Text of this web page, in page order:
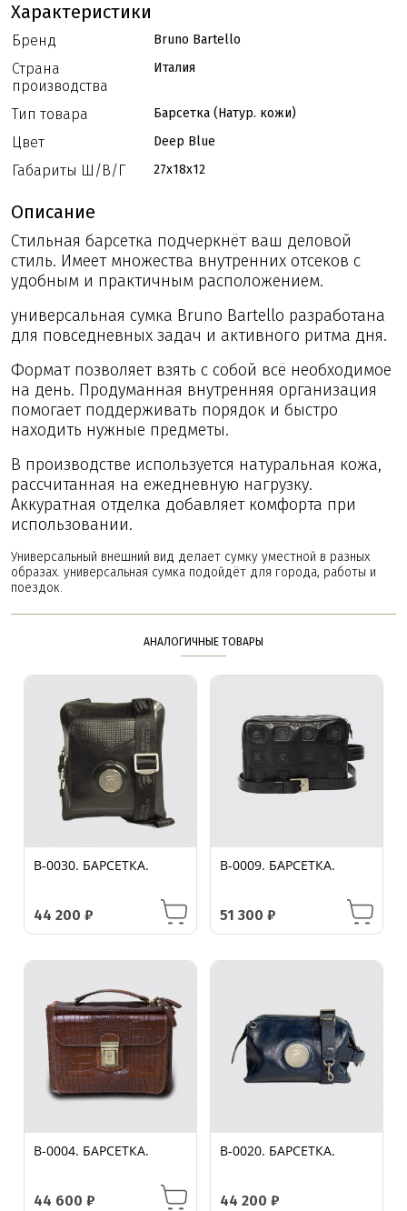
Характеристики
Бренд Bruno Bartello
Страна
производства
Италия
Тип товара Барсетка (Натур. кожи)
Цвет Deep Blue
Габариты Ш/В/Г 27x18x12
Описание
Стильная барсетка подчеркнёт ваш деловой
стиль. Имеет множества внутренних отсеков с
удобным и практичным расположением.
универсальная сумка Bruno Bartello разработана
для повседневных задач и активного ритма дня.
Формат позволяет взять с собой всё необходимое
на день. Продуманная внутренняя организация
помогает поддерживать порядок и быстро
находить нужные предметы.
В производстве используется натуральная кожа,
рассчитанная на ежедневную нагрузку.
Аккуратная отделка добавляет комфорта при
использовании.
Универсальный внешний вид делает сумку уместной в разных
образах. универсальная сумка подойдёт для города, работы и
поездок.
АНАЛОГИЧНЫЕ ТОВАРЫ
B-0030. БАРСЕТКА.
44 200₽
B-0009. БАРСЕТКА.
51 300 ₽
B-0004. БАРСЕТКА.
44 600₽
B-0020. БАРСЕТКА.
44 200 ₽